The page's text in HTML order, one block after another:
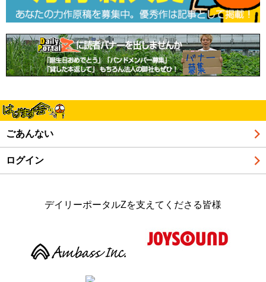
ごあんない
ログイン
デイリーポータルZを支えてくださる皆様